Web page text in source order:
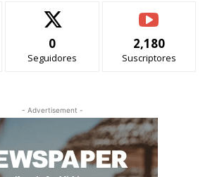
0
Seguidores
2,180
Suscriptores
- Advertisement -